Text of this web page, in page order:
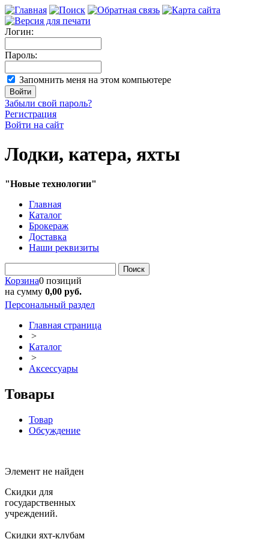
Логин:
Пароль:
Запомнить меня на этом компьютере
Забыли свой пароль?
Регистрация
Войти на сайт
Лодки, катера, яхты
"Новые технологии"
Главная
Каталог
Брокераж
Доставка
Наши реквизиты
Поиск
Корзина0 позиций
на сумму 0,00 руб.
Персональный раздел
Главная страница
>
Каталог
>
Аксессуары
Товары
Товар
Обсуждение
Элемент не найден
Скидки для
государственных
учреждений.
Скидки яхт-клубам